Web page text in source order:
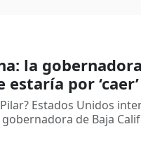
la
estaría por ‘caer’
Estados Unidos
de Baja